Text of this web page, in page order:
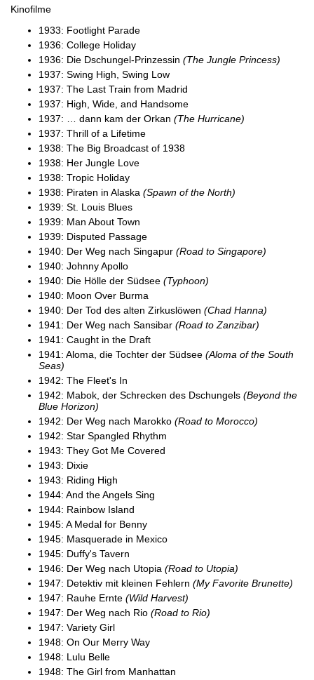
Kinofilme
1933: Footlight Parade
1936: College Holiday
1936: Die Dschungel-Prinzessin (The Jungle Princess)
1937: Swing High, Swing Low
1937: The Last Train from Madrid
1937: High, Wide, and Handsome
1937: … dann kam der Orkan (The Hurricane)
1937: Thrill of a Lifetime
1938: The Big Broadcast of 1938
1938: Her Jungle Love
1938: Tropic Holiday
1938: Piraten in Alaska (Spawn of the North)
1939: St. Louis Blues
1939: Man About Town
1939: Disputed Passage
1940: Der Weg nach Singapur (Road to Singapore)
1940: Johnny Apollo
1940: Die Hölle der Südsee (Typhoon)
1940: Moon Over Burma
1940: Der Tod des alten Zirkuslöwen (Chad Hanna)
1941: Der Weg nach Sansibar (Road to Zanzibar)
1941: Caught in the Draft
1941: Aloma, die Tochter der Südsee (Aloma of the South
Seas)
1942: The Fleet's In
1942: Mabok, der Schrecken des Dschungels (Beyond the
Blue Horizon)
1942: Der Weg nach Marokko (Road to Morocco)
1942: Star Spangled Rhythm
1943: They Got Me Covered
1943: Dixie
1943: Riding High
1944: And the Angels Sing
1944: Rainbow Island
1945: A Medal for Benny
1945: Masquerade in Mexico
1945: Duffy's Tavern
1946: Der Weg nach Utopia (Road to Utopia)
1947: Detektiv mit kleinen Fehlern (My Favorite Brunette)
1947: Rauhe Ernte (Wild Harvest)
1947: Der Weg nach Rio (Road to Rio)
1947: Variety Girl
1948: On Our Merry Way
1948: Lulu Belle
1948: The Girl from Manhattan